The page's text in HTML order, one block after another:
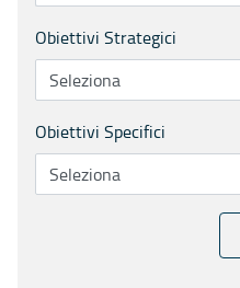
Obiettivi Strategici
Obiettivi Specifici